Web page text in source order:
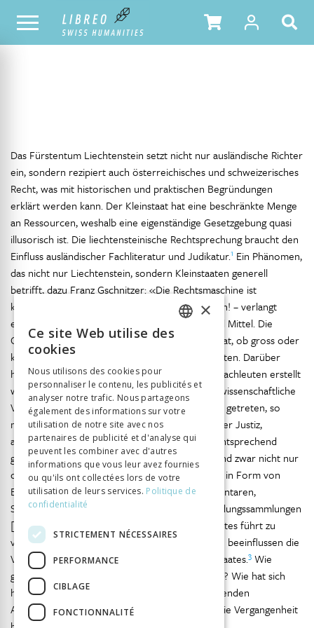
NOTRE CATALOGUE TABLE DES MATIÈRES
Das Fürstentum Liechtenstein setzt nicht nur ausländische Richter
ein, sondern rezipiert auch österreichisches und schweizerisches
Recht, was mit historischen und praktischen Begründungen
erklärt werden kann. Der Kleinstaat hat eine beschränkte Menge
an Ressourcen, weshalb eine eigenständige Gesetzgebung quasi
illusorisch ist. Die liechtensteinische Rechtsprechung braucht den
Einfluss ausländischer Fachliteratur und Judikatur.1 Ein Phänomen,
das nicht nur Liechtenstein, sondern Kleinstaaten generell
betrifft, dazu Franz Gschnitzer: «Die Rechtsmaschine ist
kompliziert, ihre Bedienung – keineswegs einfach! – verlangt
einen beträchtlichen Aufwand an Menschen und Mittel. Die
Gesetzgebung erfordert im demokratischen Staat, ob gross oder
klein, einmal die parlamentarischen Körperschaften. Darüber
hinaus müssen aber die Gesetzesvorlagen von Fachleuten erstellt
werden. Eine gediegene Ausarbeitung ist ohne wissenschaftliche
Vorbildung kaum möglich. Ist das Gesetz in Kraft getreten, so
muss es, sei es von der Verwaltung, sei es von der Justiz,
angewendet werden. Dazu braucht es wieder entsprechend
gebildete Fachleute. Sie benötigen Hilfsmittel, und zwar nicht nur
die Gesetzestexte, sondern auch Bearbeitungen in Form von
Einzeluntersuchungen (Monographien), Kommentaren,
Systemen, Lehrbüchern, Zeitschriften, Entscheidungssammlungen
[…].» Die strukturelle Knappheit eines Kleinstaates führt zu
vermehrten externen Verflechtungen, und diese beeinflussen die
Verletzlichkeit und Empfindsamkeit eines Kleinstaates.3 Wie
gestaltete sich dies im Fürstentum Liechtenstein? Wie hat sich
hier das Rechtssystem entwickelt? Dazu die folgenden
Ausführungen, welche mit einem Abstecher in die Vergangenheit
ITALIAN
×
Ce site Web utilise des
cookies
Nous utilisons des cookies pour
personnaliser le contenu, les publicités et
analyser notre trafic. Nous partageons
également des informations sur votre
utilisation de notre site avec nos
partenaires de publicité et d'analyse qui
peuvent les combiner avec d'autres
informations que vous leur avez fournies
ou qu'ils ont collectées lors de votre
utilisation de leurs services. Politique de
confidentialité
STRICTEMENT NÉCESSAIRES
PERFORMANCE
CIBLAGE
FONCTIONNALITÉ